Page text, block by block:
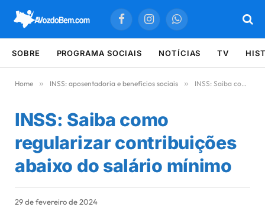
FacebookInstagramWhatsApp
SOBRE PROGRAMA SOCIAIS NOTÍCIAS TV
Home » INSS: aposentadoria e benefícios sociais » INSS: Saiba como regularizar contribuições abaixo do salário mínimo
INSS: Saiba como
regularizar contribuições
abaixo do salário mínimo
29 de fevereiro de 2024